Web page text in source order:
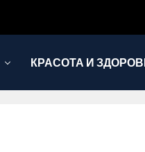
КРАСОТА И